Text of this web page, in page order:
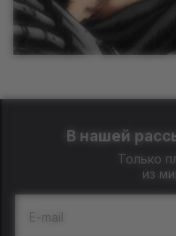
В нашей
Только
из
E-mail